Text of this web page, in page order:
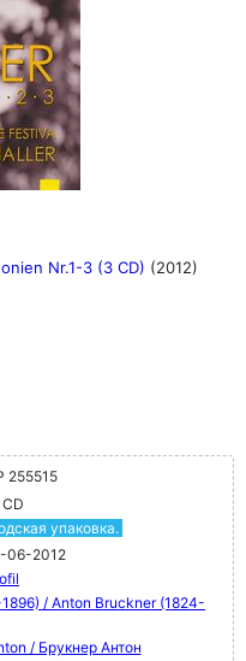
Nr.1-3 (3 CD) (2012)
255515
упаковка.
06-2012
/ Anton Bruckner (1824-
/ Брукнер Антон